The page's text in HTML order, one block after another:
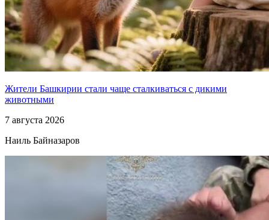
Жители Башкирии стали чаще сталкиваться с дикими
животными
7 августа 2026
Наиль Байназаров